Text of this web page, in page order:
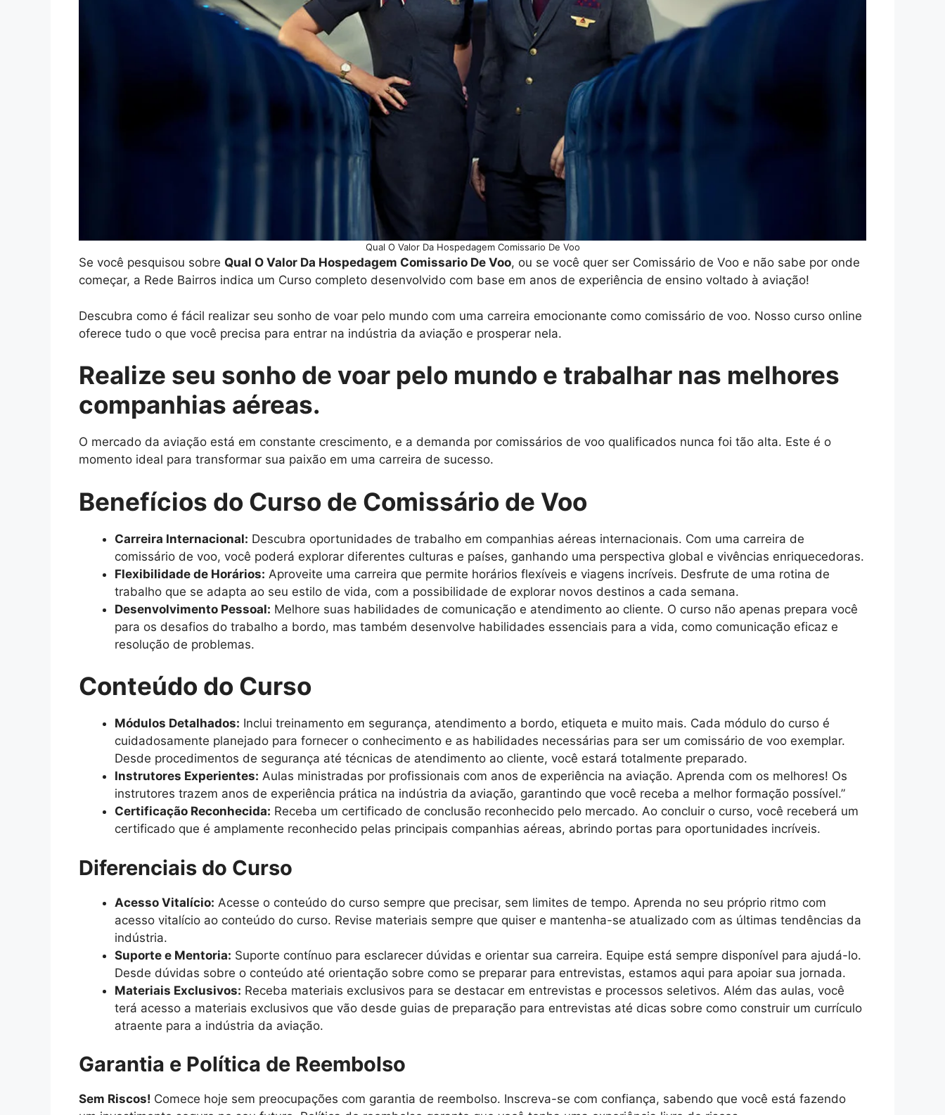
Qual O Valor Da Hospedagem Comissario De Voo
Se você pesquisou sobre Qual O Valor Da Hospedagem Comissario De Voo, ou se você quer ser Comissário de Voo e não sabe por onde
começar, a Rede Bairros indica um Curso completo desenvolvido com base em anos de experiência de ensino voltado à aviação!
Descubra como é fácil realizar seu sonho de voar pelo mundo com uma carreira emocionante como comissário de voo. Nosso curso online
oferece tudo o que você precisa para entrar na indústria da aviação e prosperar nela.
Realize seu sonho de voar pelo mundo e trabalhar nas melhores
companhias aéreas.
O mercado da aviação está em constante crescimento, e a demanda por comissários de voo qualificados nunca foi tão alta. Este é o
momento ideal para transformar sua paixão em uma carreira de sucesso.
Benefícios do Curso de Comissário de Voo
Carreira Internacional: Descubra oportunidades de trabalho em companhias aéreas internacionais. Com uma carreira de
comissário de voo, você poderá explorar diferentes culturas e países, ganhando uma perspectiva global e vivências enriquecedoras.
Flexibilidade de Horários: Aproveite uma carreira que permite horários flexíveis e viagens incríveis. Desfrute de uma rotina de
trabalho que se adapta ao seu estilo de vida, com a possibilidade de explorar novos destinos a cada semana.
Desenvolvimento Pessoal: Melhore suas habilidades de comunicação e atendimento ao cliente. O curso não apenas prepara você
para os desafios do trabalho a bordo, mas também desenvolve habilidades essenciais para a vida, como comunicação eficaz e
resolução de problemas.
Conteúdo do Curso
Módulos Detalhados: Inclui treinamento em segurança, atendimento a bordo, etiqueta e muito mais. Cada módulo do curso é
cuidadosamente planejado para fornecer o conhecimento e as habilidades necessárias para ser um comissário de voo exemplar.
Desde procedimentos de segurança até técnicas de atendimento ao cliente, você estará totalmente preparado.
Instrutores Experientes: Aulas ministradas por profissionais com anos de experiência na aviação. Aprenda com os melhores! Os
instrutores trazem anos de experiência prática na indústria da aviação, garantindo que você receba a melhor formação possível.”
Certificação Reconhecida: Receba um certificado de conclusão reconhecido pelo mercado. Ao concluir o curso, você receberá um
certificado que é amplamente reconhecido pelas principais companhias aéreas, abrindo portas para oportunidades incríveis.
Diferenciais do Curso
Acesso Vitalício: Acesse o conteúdo do curso sempre que precisar, sem limites de tempo. Aprenda no seu próprio ritmo com
acesso vitalício ao conteúdo do curso. Revise materiais sempre que quiser e mantenha-se atualizado com as últimas tendências da
indústria.
Suporte e Mentoria: Suporte contínuo para esclarecer dúvidas e orientar sua carreira. Equipe está sempre disponível para ajudá-lo.
Desde dúvidas sobre o conteúdo até orientação sobre como se preparar para entrevistas, estamos aqui para apoiar sua jornada.
Materiais Exclusivos: Receba materiais exclusivos para se destacar em entrevistas e processos seletivos. Além das aulas, você
terá acesso a materiais exclusivos que vão desde guias de preparação para entrevistas até dicas sobre como construir um currículo
atraente para a indústria da aviação.
Garantia e Política de Reembolso
Sem Riscos! Comece hoje sem preocupações com garantia de reembolso. Inscreva-se com confiança, sabendo que você está fazendo